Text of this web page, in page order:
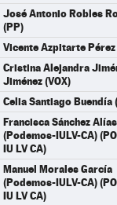
José Antonio Robles
(PP)
Vicente Azpitarte Pérez
Cristina Alejandra
Jiménez (VOX)
Celia Santiago Buendía
Francisca Sánchez Alías
(Podemos-IULV-CA)
IU LV CA)
Manuel Morales García
(Podemos-IULV-CA)
IU LV CA)